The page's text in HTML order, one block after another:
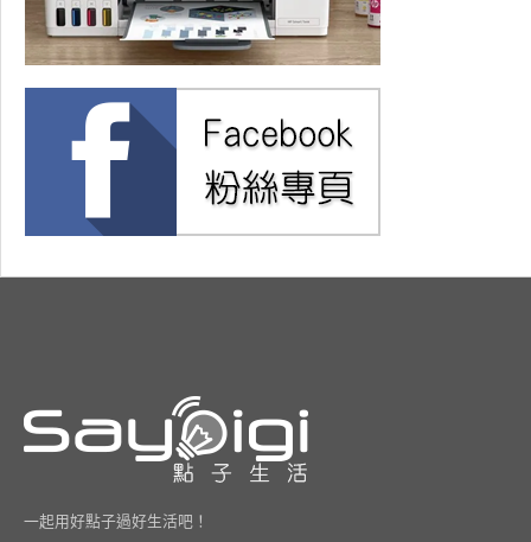
一起用好點子過好生活吧！